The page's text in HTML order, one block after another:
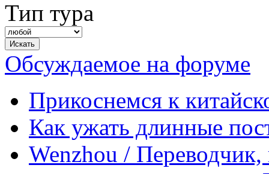
Тип тура
Обсуждаемое на форуме
Прикоснемся к
Как ужать длинные
Wenzhou / Переводчик,